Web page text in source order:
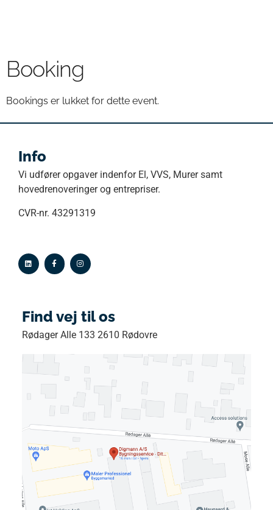
Booking
Bookings er lukket for dette event.
Info
Vi udfører opgaver indenfor El, VVS, Murer samt
hovedrenoveringer og entrepriser.
CVR-nr. 43291319
Find vej til os
Rødager Alle 133 2610 Rødovre